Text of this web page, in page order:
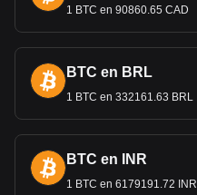
1 BTC en 90860.65 CAD
BTC en BRL
1 BTC en 332161.63 BRL
BTC en INR
1 BTC en 6179191.72 INR